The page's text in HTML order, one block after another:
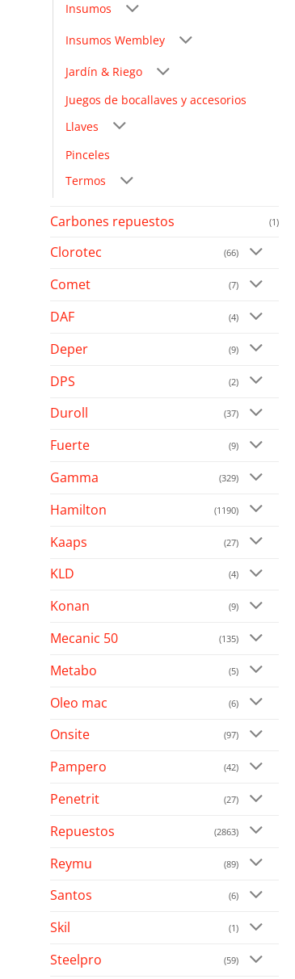
Insumos
Insumos Wembley
Jardín & Riego
Juegos de bocallaves y accesorios
Llaves
Pinceles
Termos
Carbones repuestos (1)
Clorotec (66)
Comet (7)
DAF (4)
Deper (9)
DPS (2)
Duroll (37)
Fuerte (9)
Gamma (329)
Hamilton (1190)
Kaaps (27)
KLD (4)
Konan (9)
Mecanic 50 (135)
Metabo (5)
Oleo mac (6)
Onsite (97)
Pampero (42)
Penetrit (27)
Repuestos (2863)
Reymu (89)
Santos (6)
Skil (1)
Steelpro (59)